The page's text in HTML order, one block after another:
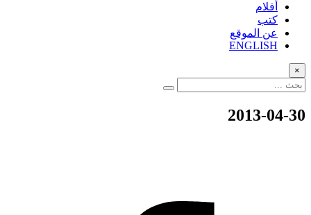
أفلام
كتب
عن الموقع
ENGLISH
×
2013-04-30